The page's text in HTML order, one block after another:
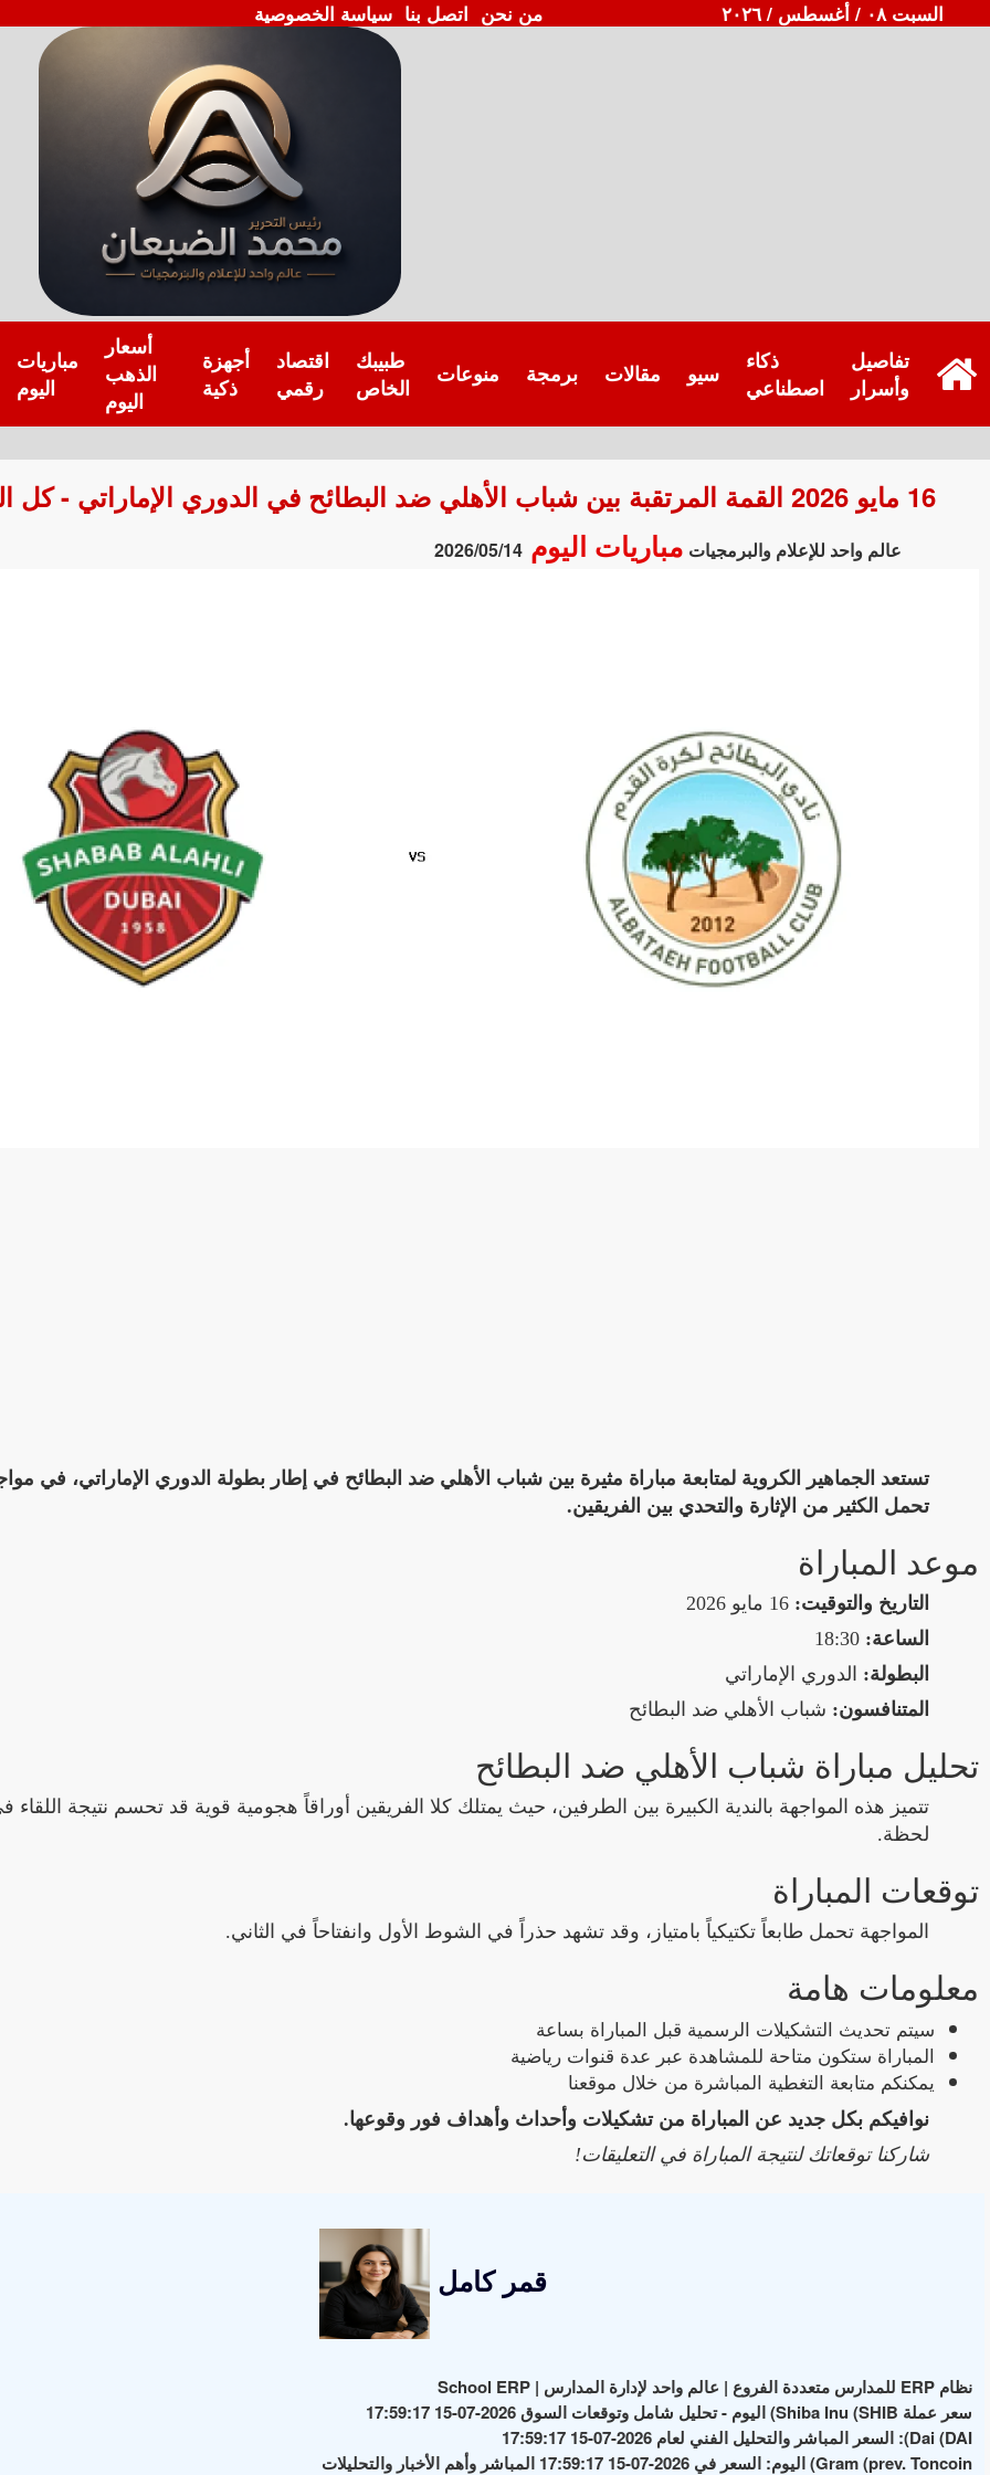
السبت ٠٨ / أغسطس / ٢٠٢٦ من نحن اتصل بنا سياسة الخصوصية
مباريات
اليوم
أسعار
الذهب
اليوم
أجهزة
ذكية
اقتصاد
رقمي
طبيبك
الخاص
منوعات برمجة مقالات سيو
ذكاء
اصطناعي
تفاصيل
وأسرار
16 مايو 2026 القمة المرتقبة بين شباب الأهلي ضد البطائح في الدوري الإماراتي - كل التفاصيل
عالم واحد للإعلام والبرمجيات مباريات اليوم 2026/05/14
تستعد الجماهير الكروية لمتابعة مباراة مثيرة بين شباب الأهلي ضد البطائح في إطار بطولة الدوري الإماراتي، في
تحمل الكثير من الإثارة والتحدي بين الفريقين.
موعد المباراة
التاريخ والتوقيت: 16 مايو 2026
الساعة: 18:30
البطولة: الدوري الإماراتي
المتنافسون: شباب الأهلي ضد البطائح
تحليل مباراة شباب الأهلي ضد البطائح
تتميز هذه المواجهة بالندية الكبيرة بين الطرفين، حيث يمتلك كلا الفريقين أوراقاً هجومية قوية قد تحسم نتيجة اللقاء
لحظة.
توقعات المباراة
المواجهة تحمل طابعاً تكتيكياً بامتياز، وقد تشهد حذراً في الشوط الأول وانفتاحاً في الثاني.
معلومات هامة
سيتم تحديث التشكيلات الرسمية قبل المباراة بساعة
المباراة ستكون متاحة للمشاهدة عبر عدة قنوات رياضية
يمكنكم متابعة التغطية المباشرة من خلال موقعنا
نوافيكم بكل جديد عن المباراة من تشكيلات وأحداث وأهداف فور وقوعها.
شاركنا توقعاتك لنتيجة المباراة في التعليقات!
قمر كامل
نظام ERP للمدارس متعددة الفروع | عالم واحد لإدارة المدارس | School ERP
سعر عملة Shiba Inu (SHIB) اليوم - تحليل شامل وتوقعات السوق 2026-07-15 17:59:17
Dai (DAI): السعر المباشر والتحليل الفني لعام 2026-07-15 17:59:17
Gram (prev. Toncoin) اليوم: السعر في 2026-07-15 17:59:17 المباشر وأهم الأخبار والتحليلات